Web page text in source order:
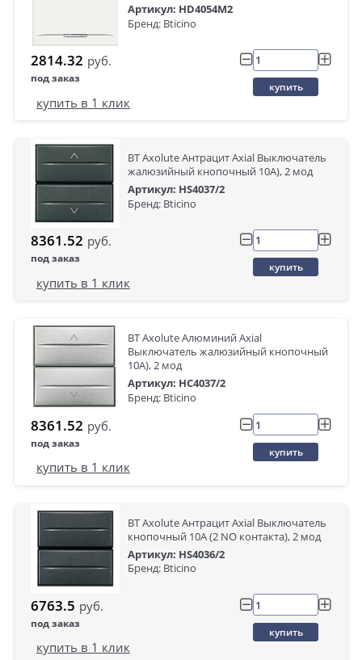
Артикул: HD4054M2
Бренд: Bticino
2814.32 руб.
под заказ
купить
купить в 1 клик
BT Axolute Антрацит Axial Выключатель
жалюзийный кнопочный 10А), 2 мод
Артикул: HS4037/2
Бренд: Bticino
8361.52 руб.
под заказ
купить
купить в 1 клик
BT Axolute Алюминий Axial
Выключатель жалюзийный кнопочный
10А), 2 мод
Артикул: HC4037/2
Бренд: Bticino
8361.52 руб.
под заказ
купить
купить в 1 клик
BT Axolute Антрацит Axial Выключатель
кнопочный 10А (2 NO контакта), 2 мод
Артикул: HS4036/2
Бренд: Bticino
6763.5 руб.
под заказ
купить
купить в 1 клик